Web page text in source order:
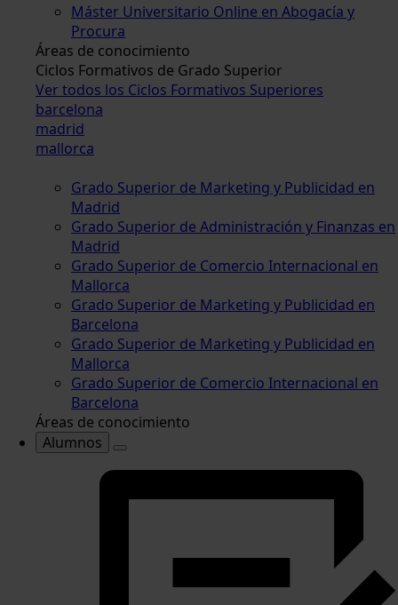
Máster Universitario Online en Abogacía y
Procura
Áreas de conocimiento
Ciclos Formativos de Grado Superior
Ver todos los Ciclos Formativos Superiores
barcelona
madrid
mallorca
Grado Superior de Marketing y Publicidad en
Madrid
Grado Superior de Administración y Finanzas en
Madrid
Grado Superior de Comercio Internacional en
Mallorca
Grado Superior de Marketing y Publicidad en
Barcelona
Grado Superior de Marketing y Publicidad en
Mallorca
Grado Superior de Comercio Internacional en
Barcelona
Áreas de conocimiento
Alumnos